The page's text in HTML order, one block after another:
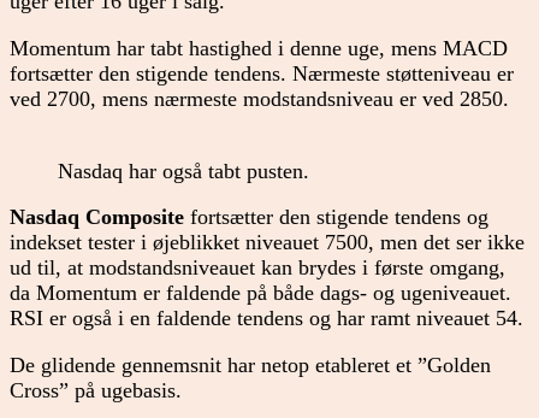
Momentum har tabt hastighed i denne uge, mens MACD
fortsætter den stigende tendens. Nærmeste støtteniveau er
ved 2700, mens nærmeste modstandsniveau er ved 2850.
Nasdaq har også tabt pusten.
Nasdaq Composite fortsætter den stigende tendens og
indekset tester i øjeblikket niveauet 7500, men det ser ikke
ud til, at modstandsniveauet kan brydes i første omgang,
da Momentum er faldende på både dags- og ugeniveauet.
RSI er også i en faldende tendens og har ramt niveauet 54.
De glidende gennemsnit har netop etableret et ”Golden
Cross” på ugebasis.